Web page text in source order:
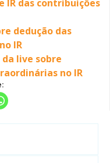
IR das contribuições
dedução das
IR
live sobre
no IR